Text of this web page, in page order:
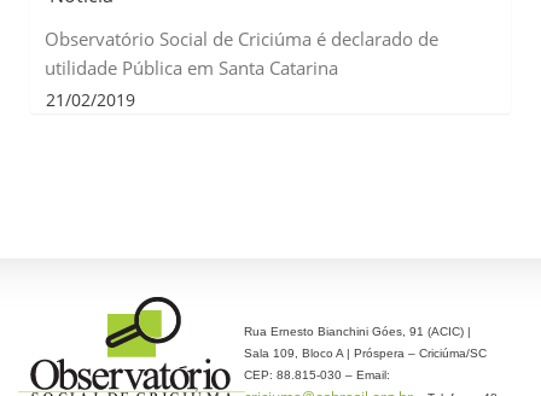
Observatório Social de Criciúma é declarado de
utilidade Pública em Santa Catarina
21/02/2019
Rua Ernesto Bianchini Góes, 91 (ACIC) |
Sala 109, Bloco A | Próspera – Criciúma/SC
CEP: 88.815-030 – Email: